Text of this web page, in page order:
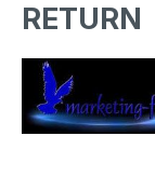
RETURN